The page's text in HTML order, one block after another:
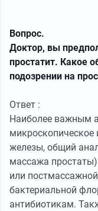
Вопрос.
Доктор, вы
простатит. Какое
подозрении на
Ответ :
Наиболее важным
микроскопическое
железы, общий
массажа
или
бактериальной
антибиотикам.